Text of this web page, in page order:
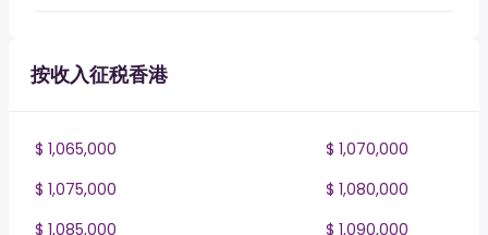
按收入征税香港
$ 1,065,000
$ 1,070,000
$ 1,075,000
$ 1,080,000
$ 1,085,000
$ 1,090,000